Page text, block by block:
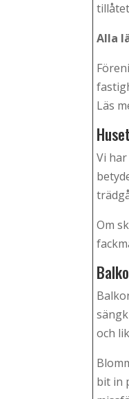
Alla
Läs
Vi
Om
och
bit in